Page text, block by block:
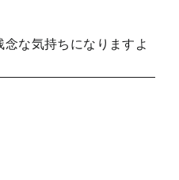
な気持ちになりますよ